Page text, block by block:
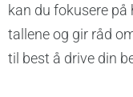
kan du fokusere på
tallene og gir råd
til best å drive din